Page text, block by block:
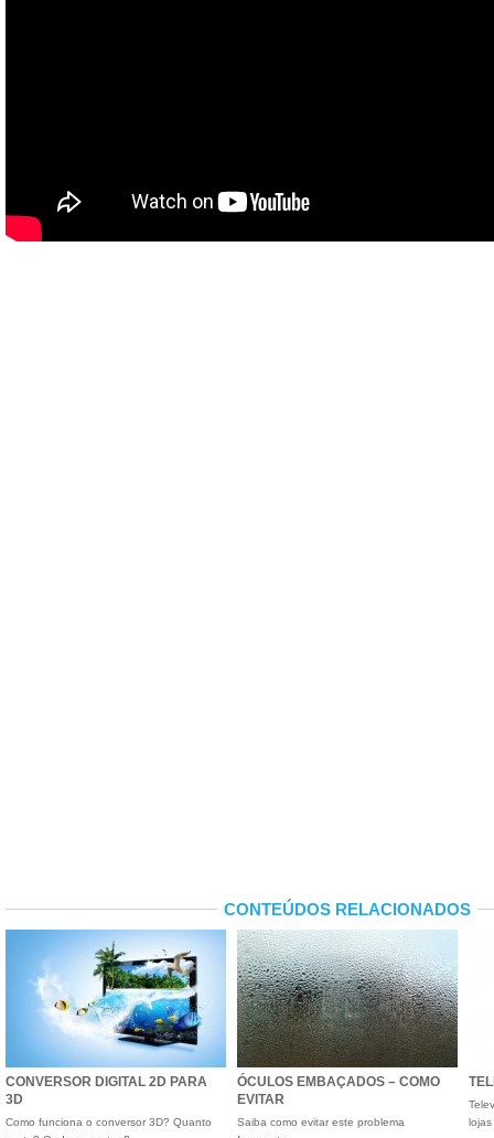
CONTEÚDOS RELACIONADOS
CONVERSOR DIGITAL 2D PARA
3D
Como funciona o conversor 3D? Quanto
ÓCULOS EMBAÇADOS – COMO
EVITAR
Saiba como evitar este problema